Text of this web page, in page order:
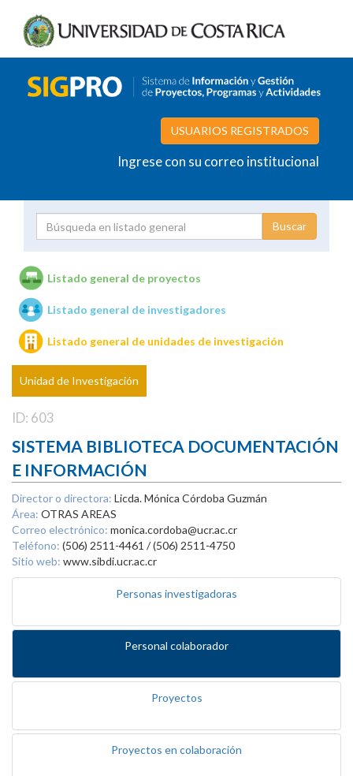
USUARIOS REGISTRADOS
Ingrese con su correo institucional
Unidades de investigación
Listado general de proyectos
Listado general de investigadores
Listado general de unidades de investigación
Unidad de Investigación
ID: 603
SISTEMA BIBLIOTECA DOCUMENTACIÓN
E INFORMACIÓN
Director o directora: Licda. Mónica Córdoba Guzmán
Área: OTRAS AREAS
Correo electrónico: monica.cordoba@ucr.ac.cr
Teléfono: (506) 2511-4461 / (506) 2511-4750
Sitio web: www.sibdi.ucr.ac.cr
Personas investigadoras
Personal colaborador
Proyectos
Proyectos en colaboración